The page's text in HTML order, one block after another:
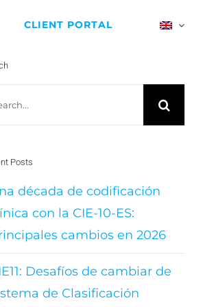
CLIENT PORTAL
Posts
década de codificación
con la CIE-10-ES:
cambios en 2026
Desafíos de cambiar de
de Clasificación